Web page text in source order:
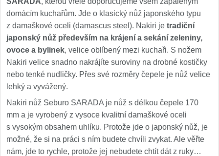
domácím kuchařům. Jde o klasický nůž japonského typu
z damaškové oceli (damascus steel). Nakiri je tradiční
japonský nůž především na krájení a sekání zeleniny,
ovoce a bylinek, velice oblíbený mezi kuchaři. S nožem
Nakiri velice snadno nakrájíte suroviny na drobné kostičky
nebo tenké nudličky. Přes své rozměry čepele je nůž velice
lehký a vyvážený.
Nakiri nůž Seburo SARADA je nůž s délkou čepele 170
mm a je vyrobený z vysoce kvalitní damaškové oceli
s vysokým obsahem uhlíku. Protože jde o japonský nůž, je
možné, že si na práci s ním budete chvíli zvykat. Ale věřte
nám, jde to rychle, protože jej nebudete chtít dát z ruky…